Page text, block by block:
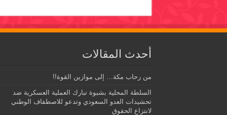
أحدث المقالات
من رحاب مكة… إلى موازين القوة!!
السلطة المحلية بشبوة تبارك العملية العسكرية ضد
تحشيدات العدو السعودي وتدعو للاصطفاف الوطني
لانتزاع الحقوق